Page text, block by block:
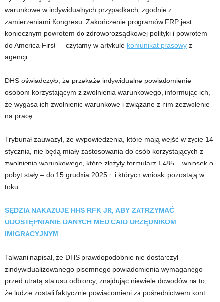
warunkowe w indywidualnych przypadkach, zgodnie z
zamierzeniami Kongresu. Zakończenie programów FRP jest
koniecznym powrotem do zdroworozsądkowej polityki i powrotem
do America First” – czytamy w artykule komunikat prasowy z
agencji.
DHS oświadczyło, że przekaże indywidualne powiadomienie
osobom korzystającym z zwolnienia warunkowego, informując ich,
że wygasa ich zwolnienie warunkowe i związane z nim zezwolenie
na pracę.
Trybunał zauważył, że wypowiedzenia, które mają wejść w życie 14
stycznia, nie będą miały zastosowania do osób korzystających z
zwolnienia warunkowego, które złożyły formularz I-485 – wniosek o
pobyt stały – do 15 grudnia 2025 r. i których wnioski pozostają w
toku.
SĘDZIA NAKAZUJE HHS RFK JR, ABY ZATRZYMAĆ
UDOSTĘPNIANIE DANYCH MEDICAID URZĘDNIKOM
IMIGRACYJNYM
Talwani napisał, że DHS prawdopodobnie nie dostarczył
zindywidualizowanego pisemnego powiadomienia wymaganego
przed utratą statusu odbiorcy, znajdując niewiele dowodów na to,
że ludzie zostali faktycznie powiadomieni za pośrednictwem kont